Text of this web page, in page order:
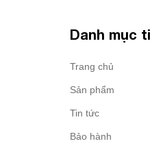
Danh mục
Trang chủ
Sản phẩm
Tin tức
Bảo hành